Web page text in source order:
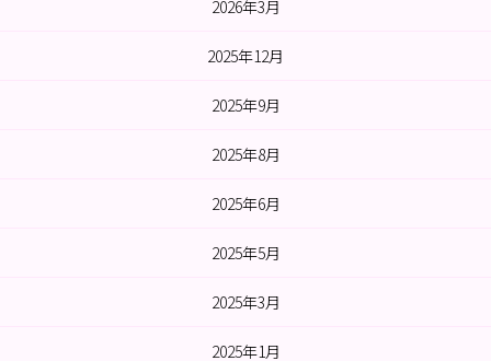
2026年3月
2025年12月
2025年9月
2025年8月
2025年6月
2025年5月
2025年3月
2025年1月